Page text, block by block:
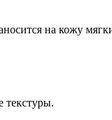
на кожу
текстуры.